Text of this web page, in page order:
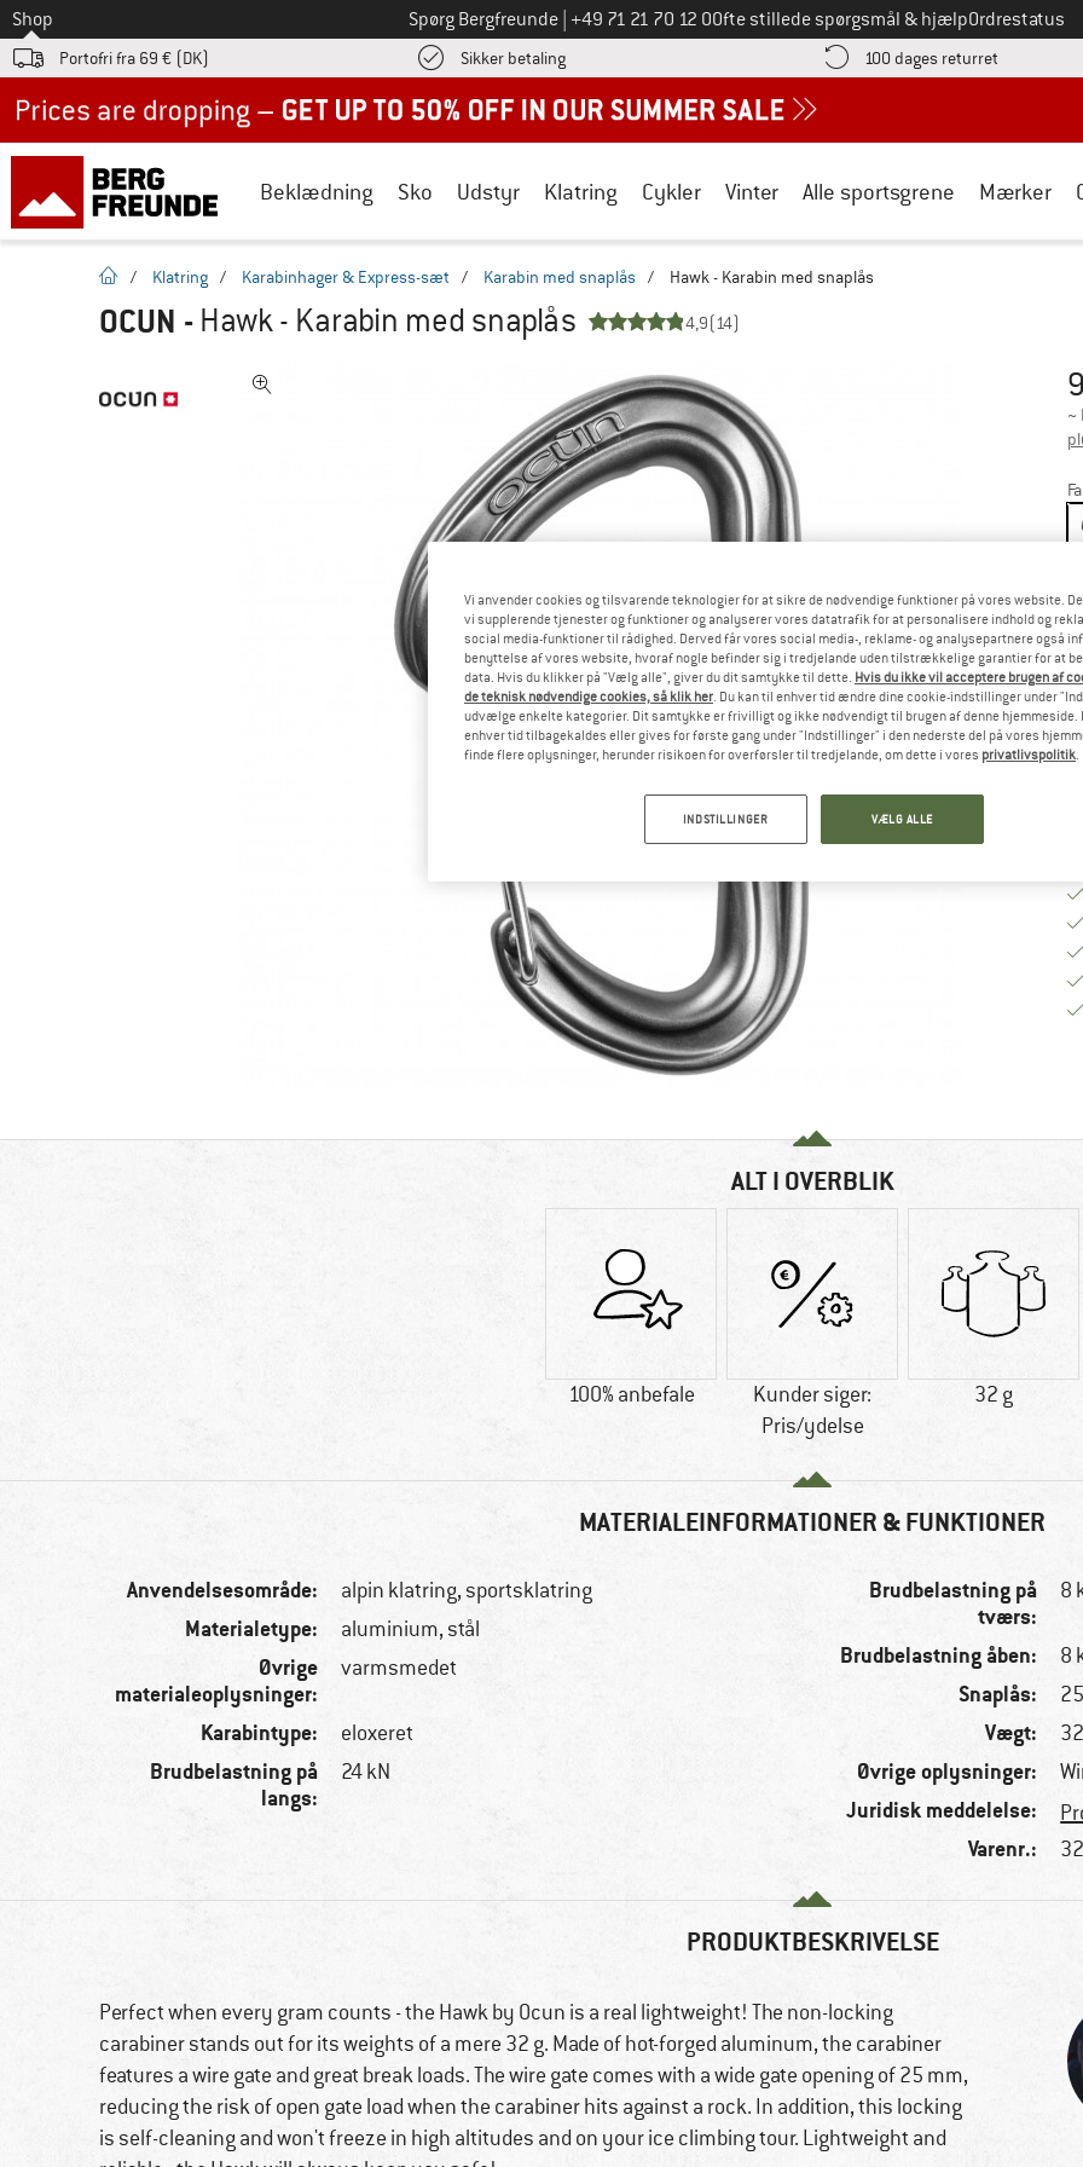
Til
Shop Spørg Bergfreunde Ring til os på
+49 71 21 70 12 0Ofte stillede spørgsmål & hjælpOrdrestatus
Portofri fra 69 € (DK) Sikker betalingFind betalingsoplysningerne her! Åbnes i en infoboks
100 dages returret
Beklædning Sko Udstyr Klatring Cykler Vinter Alle sportsgrene Mærker
Hjemmeside
/ Klatring / Karabinhager & Express-sæt / Karabin med snaplås / Hawk - Karabin med snaplås
OCUN - Hawk - Karabin med snaplås 4,9(14)
~
ALT I OVERBLIK
100% anbefale
Kunder siger:
Pris/ydelse
32 g
MATERIALEINFORMATIONER & FUNKTIONER
Anvendelsesområde: alpin klatring, sportsklatring
Materialetype: aluminium, stål
Øvrige
materialeoplysninger:
varmsmedet
Karabintype: eloxeret
Brudbelastning på
langs:
24 kN
Brudbelastning på
tværs:
8
Brudbelastning åben: 8
Snaplås:
Vægt:
Øvrige oplysninger:
Juridisk meddelelse:
Varenr.:
PRODUKTBESKRIVELSE
Perfect when every gram counts - the Hawk by Ocun is a real lightweight! The non-locking
carabiner stands out for its weights of a mere 32 g. Made of hot-forged aluminum, the carabiner
features a wire gate and great break loads. The wire gate comes with a wide gate opening of 25 mm,
reducing the risk of open gate load when the carabiner hits against a rock. In addition, this locking
is self-cleaning and won't freeze in high altitudes and on your ice climbing tour. Lightweight and
Vi anvender cookies og tilsvarende teknologier for at sikre de nødvendige funktioner på vores website.
vi supplerende tjenester og funktioner og analyserer vores datatrafik for at personalisere indhold og
social media-funktioner til rådighed. Derved får vores social media-, reklame- og analysepartnere også
benyttelse af vores website, hvoraf nogle befinder sig i tredjelande uden tilstrækkelige garantier for at
data. Hvis du klikker på "Vælg alle", giver du dit samtykke til dette. Hvis du ikke vil acceptere brugen af
de teknisk nødvendige cookies, så klik her. Du kan til enhver tid ændre dine cookie-indstillinger under
udvælge enkelte kategorier. Dit samtykke er frivilligt og ikke nødvendigt til brugen af denne hjemmeside.
enhver tid tilbagekaldes eller gives for første gang under "Indstillinger" i den nederste del på vores
finde flere oplysninger, herunder risikoen for overførsler til tredjelande, om dette i vores privatlivspolitik.
INDSTILLINGER VÆLG ALLE